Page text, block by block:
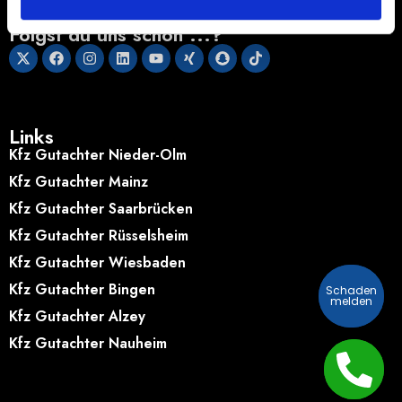
Links
Kfz Gutachter Nieder-Olm
Kfz Gutachter Mainz
Kfz Gutachter Saarbrücken
Kfz Gutachter Rüsselsheim
Kfz Gutachter Wiesbaden
Kfz Gutachter Bingen
Kfz Gutachter Alzey
Kfz Gutachter Nauheim
66113 Saarbrücken
Folgst du uns schon ...?
Schaden
melden
Schaden
melden